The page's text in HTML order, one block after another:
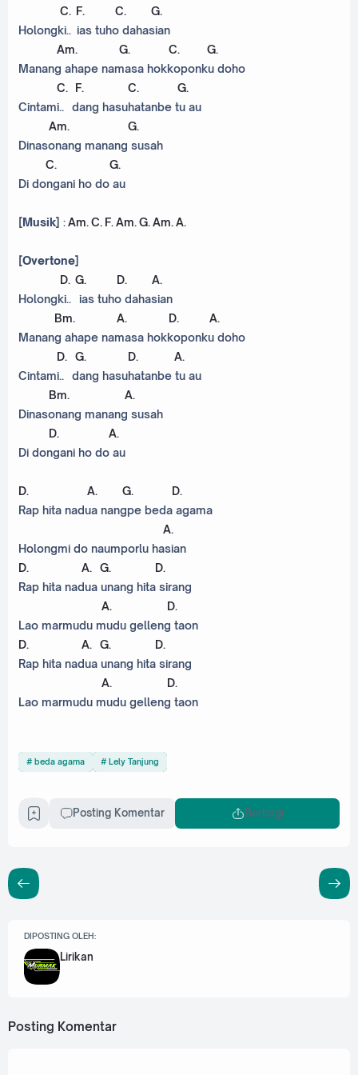
C. F. C. G.
Holongki.. ias tuho dahasian
Am. G. C. G.
Manang ahape namasa hokkoponku doho
C. F. C. G.
Cintami.. dang hasuhatanbe tu au
Am. G.
Dinasonang manang susah
C. G.
Di dongani ho do au
[Musik] :Am. C. F. Am. G. Am. A.
[Overtone]
D. G. D. A.
Holongki.. ias tuho dahasian
Bm. A. D. A.
Manang ahape namasa hokkoponku doho
D. G. D. A.
Cintami.. dang hasuhatanbe tu au
Bm. A.
Dinasonang manang susah
D. A.
Di dongani ho do au
D. A. G. D.
Rap hita nadua nangpe beda agama
A.
Holongmi do naumporlu hasian
D. A. G. D.
Rap hita nadua unang hita sirang
A. D.
Lao marmudu mudu gelleng taon
D. A. G. D.
Rap hita nadua unang hita sirang
A. D.
Lao marmudu mudu gelleng taon
beda agama Lely Tanjung
Posting Komentar Berbagi
DIPOSTING OLEH:
Lirikan
Posting Komentar